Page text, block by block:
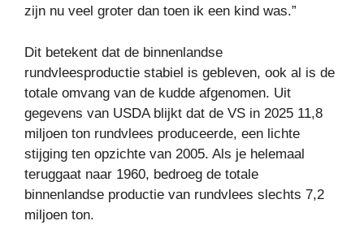
zijn nu veel groter dan toen ik een kind was.”
Dit betekent dat de binnenlandse
rundvleesproductie stabiel is gebleven, ook al is de
totale omvang van de kudde afgenomen. Uit
gegevens van USDA blijkt dat de VS in 2025 11,8
miljoen ton rundvlees produceerde, een lichte
stijging ten opzichte van 2005. Als je helemaal
teruggaat naar 1960, bedroeg de totale
binnenlandse productie van rundvlees slechts 7,2
miljoen ton.